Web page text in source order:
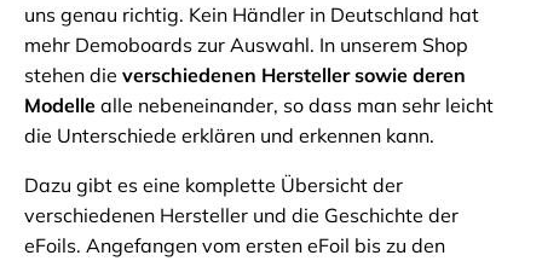
uns genau richtig. Kein Händler in Deutschland hat
mehr Demoboards zur Auswahl. In unserem Shop
stehen die verschiedenen Hersteller sowie deren
Modelle alle nebeneinander, so dass man sehr leicht
die Unterschiede erklären und erkennen kann.
Dazu gibt es eine komplette Übersicht der
verschiedenen Hersteller und die Geschichte der
eFoils. Angefangen vom ersten eFoil bis zu den